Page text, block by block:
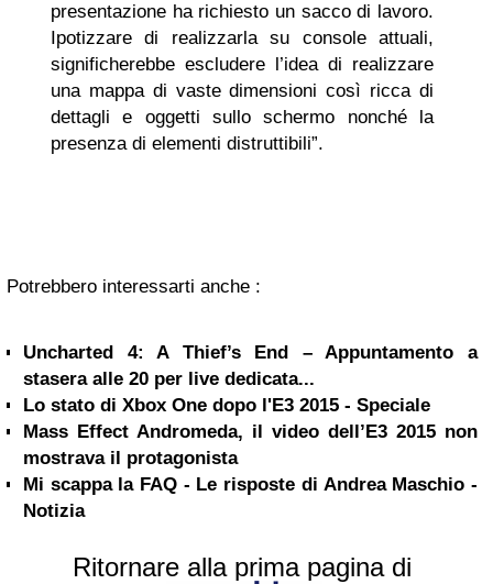
presentazione ha richiesto un sacco di lavoro.
Ipotizzare di realizzarla su console attuali,
significherebbe escludere l’idea di realizzare
una mappa di vaste dimensioni così ricca di
dettagli e oggetti sullo schermo nonché la
presenza di elementi distruttibili”.
Potrebbero interessarti anche :
Uncharted 4: A Thief’s End – Appuntamento a
stasera alle 20 per live dedicata...
Lo stato di Xbox One dopo l'E3 2015 - Speciale
Mass Effect Andromeda, il video dell’E3 2015 non
mostrava il protagonista
Mi scappa la FAQ - Le risposte di Andrea Maschio -
Notizia
Ritornare alla prima pagina di